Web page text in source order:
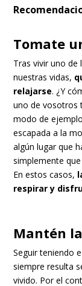
Tomate
Tras vivir uno
nuestras vidas,
relajarse. ¿Y
uno de vosotros
modo de
escapada a la
algún lugar que
simplemente
En estos casos,
respirar y
Mantén
Seguir teniendo
siempre resulta
vivido. Por el